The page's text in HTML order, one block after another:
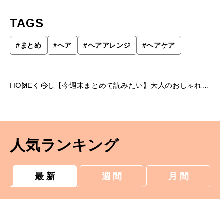
TAGS
#まとめ #ヘア #ヘアアレンジ #ヘアケア
HOME くらし
【今週末まとめて読みたい】大人のおしゃれヘ
人気ランキング
最 新 週 間 月 間